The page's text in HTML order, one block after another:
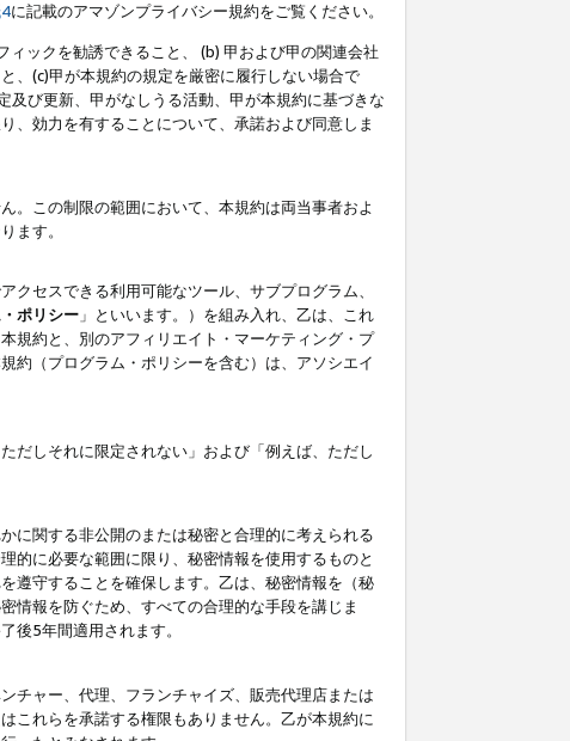
に記載のアマゾンプライバシー規約をご覧ください。
ックを勧誘できること、 (b) 甲および甲の関連会社
、(c)甲が本規約の規定を厳密に履行しない場合で
及び更新、甲がなしうる活動、甲が本規約に基づきな
、効力を有することについて、承諾および同意しま
。この制限の範囲において、本規約は両当事者およ
ます。
セスできる利用可能なツール、サブプログラム、
ポリシー 」といいます。）を組み入れ、乙は、これ
規約と、別のアフィリエイト・マーケティング・プ
約（プログラム・ポリシーを含む）は、アソシエイ
だしそれに限定されない」および「例えば、ただし
に関する非公開のまたは秘密と合理的に考えられる
的に必要な範囲に限り、秘密情報を使用するものと
遵守することを確保します。乙は、秘密情報を（秘
情報を防ぐため、すべての合理的な手段を講じま
後5年間適用されます。
チャー、代理、フランチャイズ、販売代理店または
これらを承諾する権限もありません。乙が本規約に